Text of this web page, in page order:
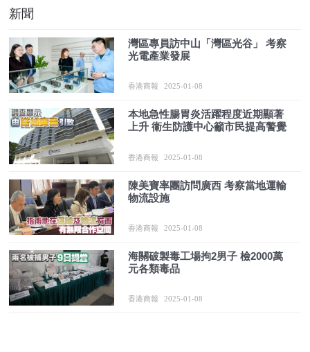
新聞
灣區專員訪中山「灣區光谷」 考察
光電產業發展
香港商報 2025-01-08
本地急性腸胃炎活躍程度近期顯著
上升 衞生防護中心籲市民提高警覺
香港商報 2025-01-08
陳美寶率團訪問廣西 考察當地運輸
物流設施
香港商報 2025-01-08
海關破製毒工場拘2男子 檢2000萬
元各類毒品
香港商報 2025-01-08